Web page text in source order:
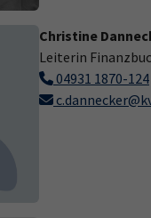
Christine
Leiterin
04931 1870-124